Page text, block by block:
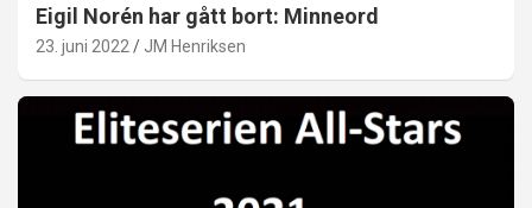
Eigil Norén har gått bort: Minneord
23. juni 2022 JM Henriksen